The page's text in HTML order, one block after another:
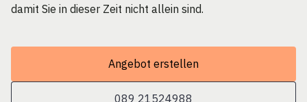
damit Sie in dieser Zeit nicht allein sind.
Angebot erstellen
089 21524988